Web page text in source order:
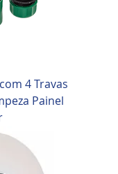
4 Travas
Painel